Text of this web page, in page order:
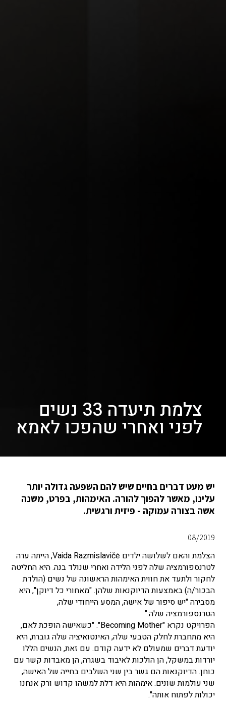
צלמת תיעדה 33 נשים
לפני ואחרי שהפכו לאמא
יש מעט דברים בחיים שיש להם השפעה גדולה יותר
עלינו, מאשר להפוך להורה. האימהות, בפרט, משנה
אשה בצורה עמוקה - פיזית ורגשית.
08/2019
הצלמת והאם לשלושה ילדים Vaida Razmislavičė, הייתה ערה
לטרנספורמציה שלה לפני הלידה ואחרי שנולד בנה. היא החליטה
לחקור ולתעד את חווית האימהות הראשונה של נשים (הולדת
הבכור/ה) באמצעות הדיוקנאות שלהן. "מאחורי כל דיוקן", היא
מסבירה "יש סיפור של אישה, המסע הייחודי שלה,
הטרנספורמציה שלה."
הפרויקט נקרא "Becoming Mother". "כשאישה הופכת לאם,
היא מתחברת לחלק הטבעי שלה, האינטואיציה שלה גוברת, היא
יודעת דברים שמעולם לא ידעה קודם. עם זאת, הנשים הללו
יורדות במשקל, הן הולכות לאיבוד בשגרה, הן מאבדות קשר עם
כוחן. הדיוקנאות הם גשר בין שני השלבים בחייה של האישה,
שני עולמות שונים. אימהות היא דלת למשהו קדוש ורק אנחנו
יכולות לפתוח אותה".